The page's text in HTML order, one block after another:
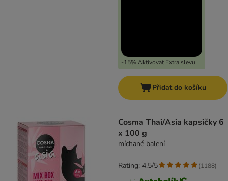
-15% Aktivovat Extra slevu
Přidat do košíku
Cosma Thai/Asia kapsičky 6
x 100 g
míchané balení
Rating: 4.5/5 (1188)